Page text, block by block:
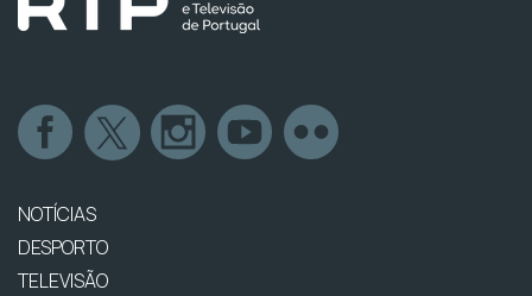
NOTÍCIAS
DESPORTO
TELEVISÃO